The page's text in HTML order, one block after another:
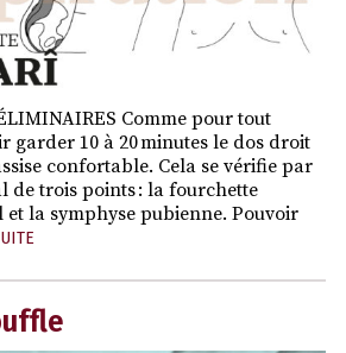
Comme pour tout
garder 10 à 20 minutes le dos droit
confortable. Cela se vérifie par
de trois points : la fourchette
la symphyse pubienne. Pouvoir